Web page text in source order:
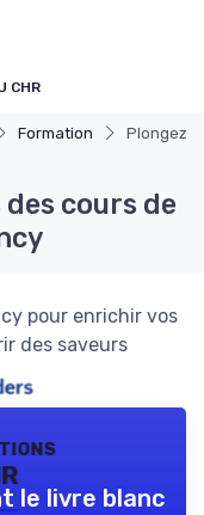
CHR
Formation Plongez
cours de
pour enrichir vos
des saveurs
le livre blanc